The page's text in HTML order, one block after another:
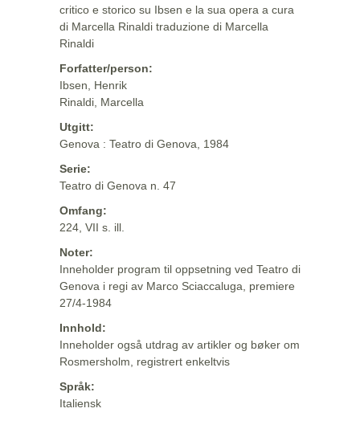
critico e storico su Ibsen e la sua opera a cura
di Marcella Rinaldi traduzione di Marcella
Rinaldi
Forfatter/person:
Ibsen, Henrik
Rinaldi, Marcella
Utgitt:
Genova : Teatro di Genova, 1984
Serie:
Teatro di Genova n. 47
Omfang:
224, VII s. ill.
Noter:
Inneholder program til oppsetning ved Teatro di
Genova i regi av Marco Sciaccaluga, premiere
27/4-1984
Innhold:
Inneholder også utdrag av artikler og bøker om
Rosmersholm, registrert enkeltvis
Språk:
Italiensk